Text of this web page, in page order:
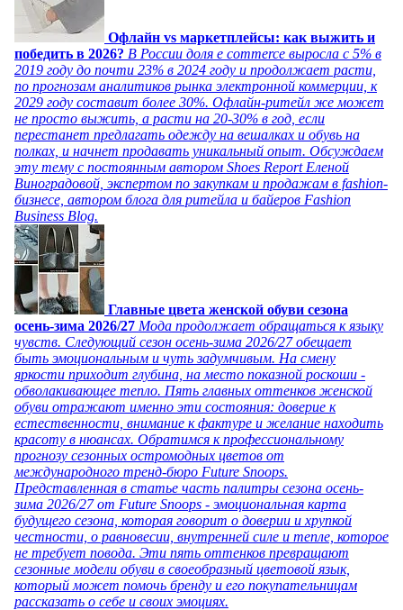
Офлайн vs маркетплейсы: как выжить и
победить в 2026? В России доля e commerce выросла с 5% в
2019 году до почти 23% в 2024 году и продолжает расти,
по прогнозам аналитиков рынка электронной коммерции, к
2029 году составит более 30%. Офлайн-ритейл же может
не просто выжить, а расти на 20-30% в год, если
перестанет предлагать одежду на вешалках и обувь на
полках, и начнет продавать уникальный опыт. Обсуждаем
эту тему с постоянным автором Shoes Report Еленой
Виноградовой, экспертом по закупкам и продажам в fashion-
бизнесе, автором блога для ритейла и байеров Fashion
Business Blog.
Главные цвета женской обуви сезона
осень-зима 2026/27 Мода продолжает обращаться к языку
чувств. Следующий сезон осень-зима 2026/27 обещает
быть эмоциональным и чуть задумчивым. На смену
яркости приходит глубина, на место показной роскоши -
обволакивающее тепло. Пять главных оттенков женской
обуви отражают именно эти состояния: доверие к
естественности, внимание к фактуре и желание находить
красоту в нюансах. Обратимся к профессиональному
прогнозу сезонных остромодных цветов от
международного тренд-бюро Future Snoops.
Представленная в статье часть палитры сезона осень-
зима 2026/27 от Future Snoops - эмоциональная карта
будущего сезона, которая говорит о доверии и хрупкой
честности, о равновесии, внутренней силе и тепле, которое
не требует повода. Эти пять оттенков превращают
сезонные модели обуви в своеобразный цветовой язык,
который может помочь бренду и его покупательницам
рассказать о себе и своих эмоциях.